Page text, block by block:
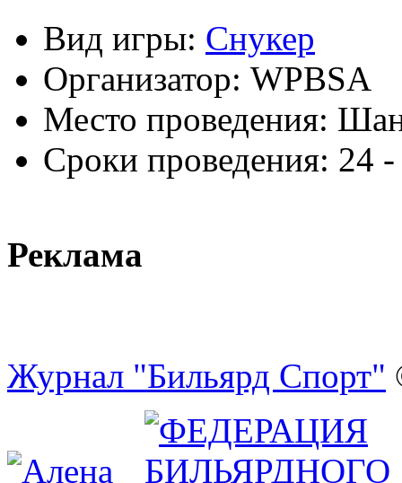
Вид игры: Снукер
Организатор: WPBSA
Место проведения:
Сроки проведения: 24
Реклама
Журнал "Бильярд Спорт"